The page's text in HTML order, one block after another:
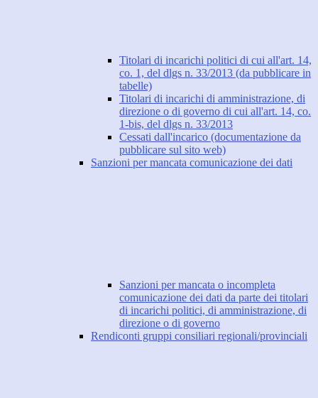
Titolari di incarichi politici di cui all'art. 14,
co. 1, del dlgs n. 33/2013 (da pubblicare in
tabelle)
Titolari di incarichi di amministrazione, di
direzione o di governo di cui all'art. 14, co.
1-bis, del dlgs n. 33/2013
Cessati dall'incarico (documentazione da
pubblicare sul sito web)
Sanzioni per mancata comunicazione dei dati
Sanzioni per mancata o incompleta
comunicazione dei dati da parte dei titolari
di incarichi politici, di amministrazione, di
direzione o di governo
Rendiconti gruppi consiliari regionali/provinciali